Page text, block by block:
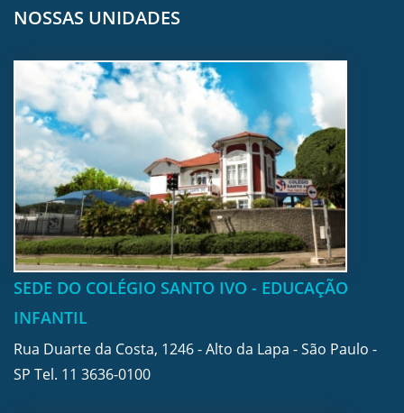
NOSSAS UNIDADES
SEDE DO COLÉGIO SANTO IVO - EDUCAÇÃO
INFANTIL
Rua Duarte da Costa, 1246 - Alto da Lapa - São Paulo -
SP Tel. 11 3636-0100